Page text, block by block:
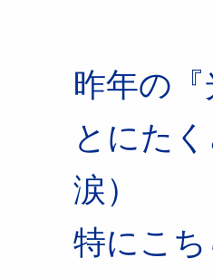
昨年の
とにた
涙）
特にこ